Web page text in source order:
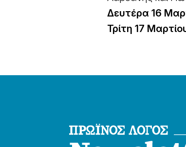
Δευτέρα 16
Τρίτη 17